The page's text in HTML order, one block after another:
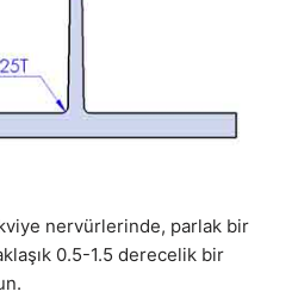
nervürlerinde, parlak bir
0.5-1.5 derecelik bir